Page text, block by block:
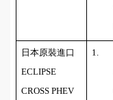
日本原裝進口
ECLIPSE
CROSS PHEV
1.